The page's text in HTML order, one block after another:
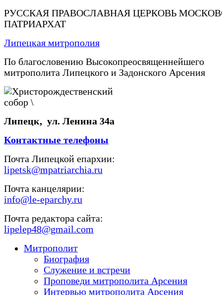
РУССКАЯ ПРАВОСЛАВНАЯ ЦЕРКОВЬ
ПАТРИАРХАТ
Липецкая митрополия
По благословению Высокопреосвященнейшего
митрополита Липецкого и Задонского Арсения
Липецк, ул. Ленина 34а
Контактные телефоны
Почта Липецкой епархии:
lipetsk@mpatriarchia.ru
Почта канцелярии:
info@le-eparchy.ru
Почта редактора сайта:
lipelep48@gmail.com
Митрополит
Биография
Служение и встречи
Проповеди митрополита Арсения
Интервью митрополита Арсения